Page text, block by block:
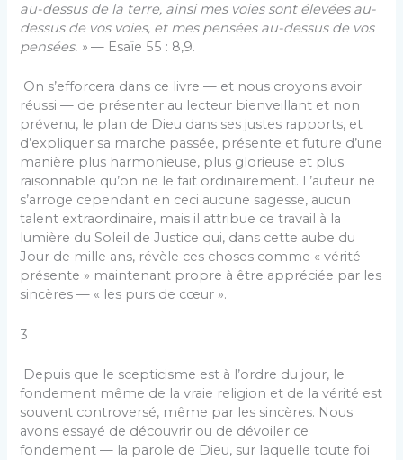
au-dessus de la terre, ainsi mes voies sont élevées au-
dessus de vos voies, et mes pensées au-dessus de vos
pensées. » — Esaïe 55 : 8,9.
On s’efforcera dans ce livre — et nous croyons avoir
réussi — de présenter au lecteur bienveillant et non
prévenu, le plan de Dieu dans ses justes rapports, et
d’expliquer sa marche passée, présente et future d’une
manière plus harmonieuse, plus glorieuse et plus
raisonnable qu’on ne le fait ordinairement. L’auteur ne
s’arroge cependant en ceci aucune sagesse, aucun
talent extraordinaire, mais il attribue ce travail à la
lumière du Soleil de Justice qui, dans cette aube du
Jour de mille ans, révèle ces choses comme « vérité
présente » maintenant propre à être appréciée par les
sincères — « les purs de cœur ».
3
Depuis que le scepticisme est à l’ordre du jour, le
fondement même de la vraie religion et de la vérité est
souvent controversé, même par les sincères. Nous
avons essayé de découvrir ou de dévoiler ce
fondement — la parole de Dieu, sur laquelle toute foi